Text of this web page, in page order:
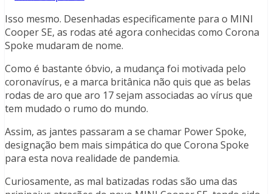
Isso mesmo. Desenhadas especificamente para o MINI
Cooper SE, as rodas até agora conhecidas como Corona
Spoke mudaram de nome.
Como é bastante óbvio, a mudança foi motivada pelo
coronavírus, e a marca britânica não quis que as belas
rodas de aro que aro 17 sejam associadas ao vírus que
tem mudado o rumo do mundo.
Assim, as jantes passaram a se chamar Power Spoke,
designação bem mais simpática do que Corona Spoke
para esta nova realidade de pandemia.
Curiosamente, as mal batizadas rodas são uma das